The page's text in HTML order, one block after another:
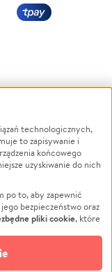
Powódź
Wichura
NGO
Edukacja
Podróż
Impreza
środowiska
technologicznych,
to zapisywanie i
końcowego
uzyskiwanie do nich
po to, aby zapewnić
bezpieczeństwo oraz
pliki cookie, które
Możesz wyrazić